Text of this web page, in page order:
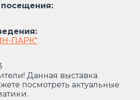
ПАРК"
Данная выставка
посмотреть актуальные